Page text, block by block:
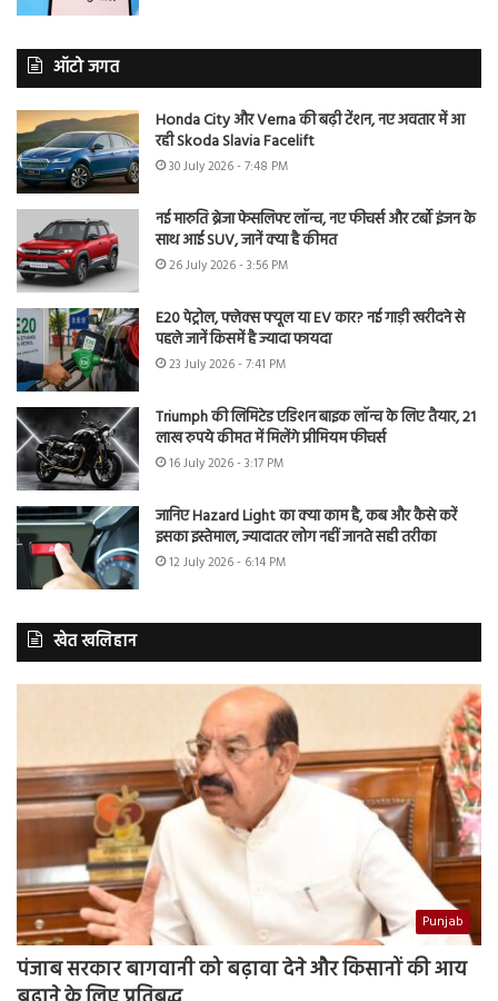
ऑटो जगत
Honda City और Verna की बढ़ी टेंशन, नए अवतार में आ
रही Skoda Slavia Facelift
30 July 2026 - 7:48 PM
नई मारुति ब्रेजा फेसलिफ्ट लॉन्च, नए फीचर्स और टर्बो इंजन के
साथ आई SUV, जानें क्या है कीमत
26 July 2026 - 3:56 PM
E20 पेट्रोल, फ्लेक्स फ्यूल या EV कार? नई गाड़ी खरीदने से
पहले जानें किसमें है ज्यादा फायदा
23 July 2026 - 7:41 PM
Triumph की लिमिटेड एडिशन बाइक लॉन्च के लिए तैयार, 21
लाख रुपये कीमत में मिलेंगे प्रीमियम फीचर्स
16 July 2026 - 3:17 PM
जानिए Hazard Light का क्या काम है, कब और कैसे करें
इसका इस्तेमाल, ज्यादातर लोग नहीं जानते सही तरीका
12 July 2026 - 6:14 PM
खेत खलिहान
Punjab
पंजाब सरकार बागवानी को बढ़ावा देने और किसानों की आय